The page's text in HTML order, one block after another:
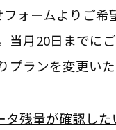
ォームよりご希
当月20日までに
プランを変更いた
残量が確認した